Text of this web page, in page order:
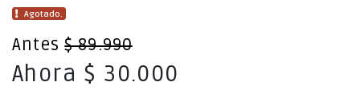
Agotado.
Antes$ 89.990
Ahora $ 30.000